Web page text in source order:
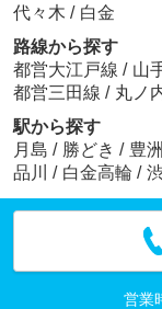
代々木 / 白金
路線から探す
都営大江戸線 / 山
都営三田線 / 丸ノ
駅から探す
月島 / 勝どき / 豊洲
品川
/ 白金高輪 /
営業